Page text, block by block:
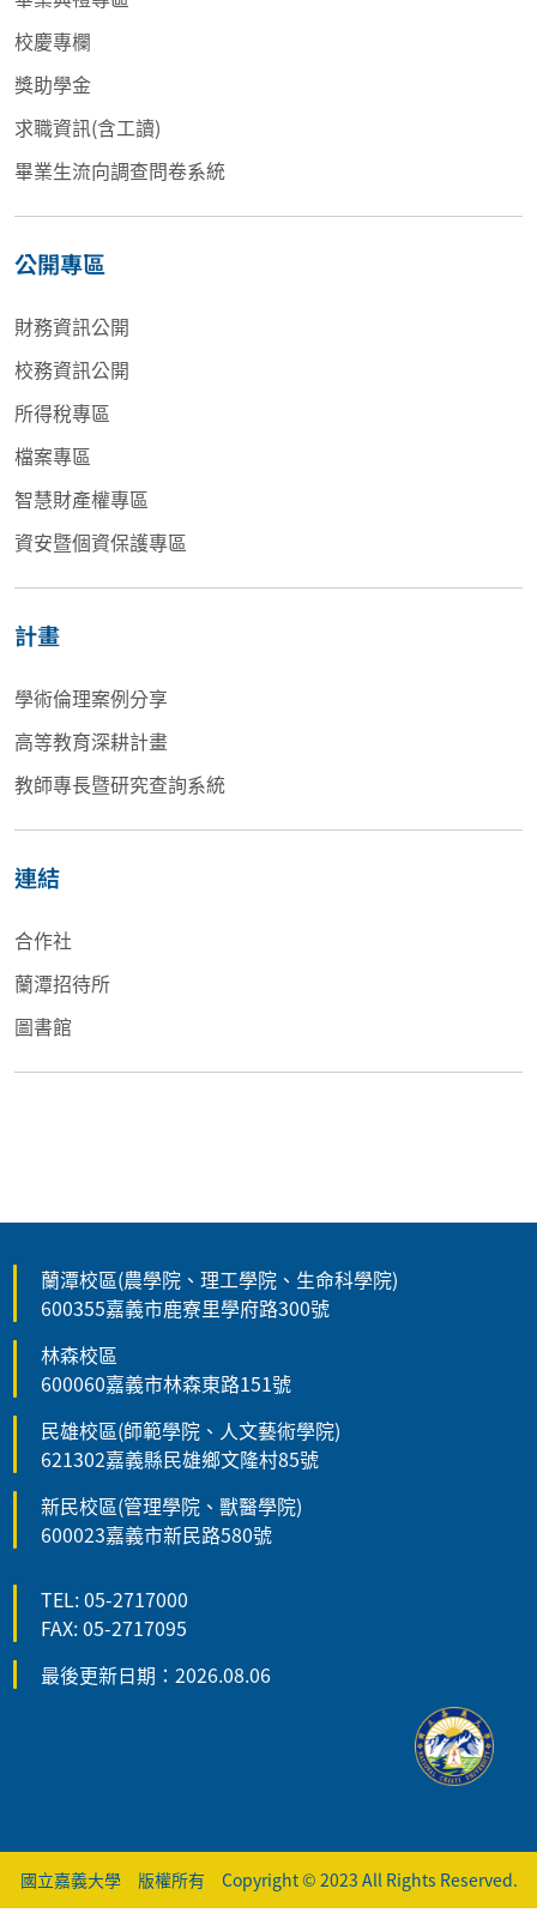
校慶專欄
獎助學金
求職資訊(含工讀)
畢業生流向調查問卷系統
公開專區
財務資訊公開
校務資訊公開
所得稅專區
檔案專區
智慧財產權專區
資安暨個資保護專區
計畫
學術倫理案例分享
高等教育深耕計畫
教師專長暨研究查詢系統
連結
合作社
蘭潭招待所
圖書館
蘭潭校區(農學院、理工學院、生命科學院)
600355嘉義市鹿寮里學府路300號
林森校區
600060嘉義市林森東路151號
民雄校區(師範學院、人文藝術學院)
621302嘉義縣民雄鄉文隆村85號
新民校區(管理學院、獸醫學院)
600023嘉義市新民路580號
TEL: 05-2717000
FAX: 05-2717095
最後更新日期：2026.08.06
國立嘉義大學 版權所有 Copyright © 2023 All Rights Reserved.